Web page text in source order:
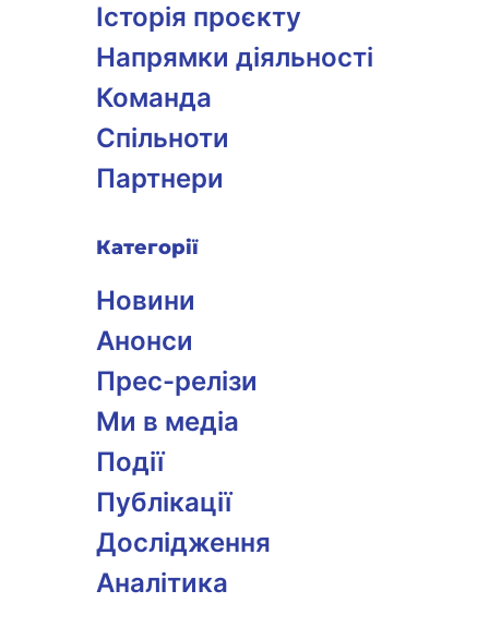
Історія проєкту
Напрямки діяльності
Команда
Спільноти
Партнери
Категорії
Новини
Анонси
Прес-релізи
Ми в медіа
Події
Публікації
Дослідження
Аналітика